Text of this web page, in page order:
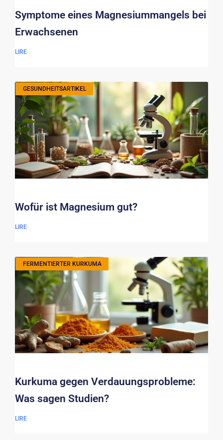
Symptome eines Magnesiummangels bei
Erwachsenen
LIRE
GESUNDHEITSARTIKEL
Wofür ist Magnesium gut?
LIRE
FERMENTIERTER KURKUMA
Kurkuma gegen Verdauungsprobleme:
Was sagen Studien?
LIRE